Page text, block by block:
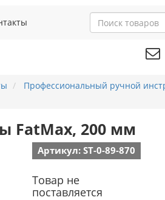
Профессиональный ручной
FatMax, 200 мм
Артикул: ST-0-89-870
Товар не
поставляется